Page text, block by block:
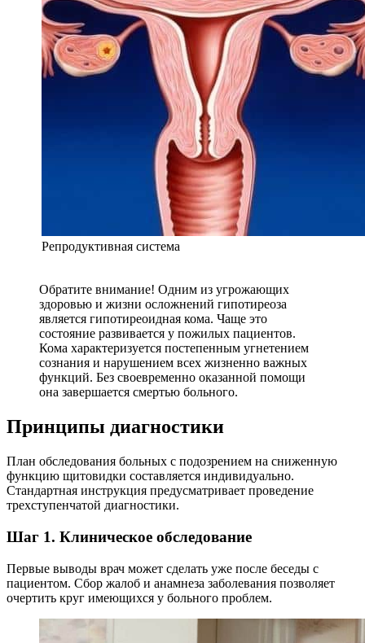
Репродуктивная система
Обратите внимание! Одним из угрожающих
здоровью и жизни осложнений гипотиреоза
является гипотиреоидная кома. Чаще это
состояние развивается у пожилых пациентов.
Кома характеризуется постепенным угнетением
сознания и нарушением всех жизненно важных
функций. Без своевременно оказанной помощи
она завершается смертью больного.
Принципы диагностики
План обследования больных с подозрением на сниженную
функцию щитовидки составляется индивидуально.
Стандартная инструкция предусматривает проведение
трехступенчатой диагностики.
Шаг 1. Клиническое обследование
Первые выводы врач может сделать уже после беседы с
пациентом. Сбор жалоб и анамнеза заболевания позволяет
очертить круг имеющихся у больного проблем.